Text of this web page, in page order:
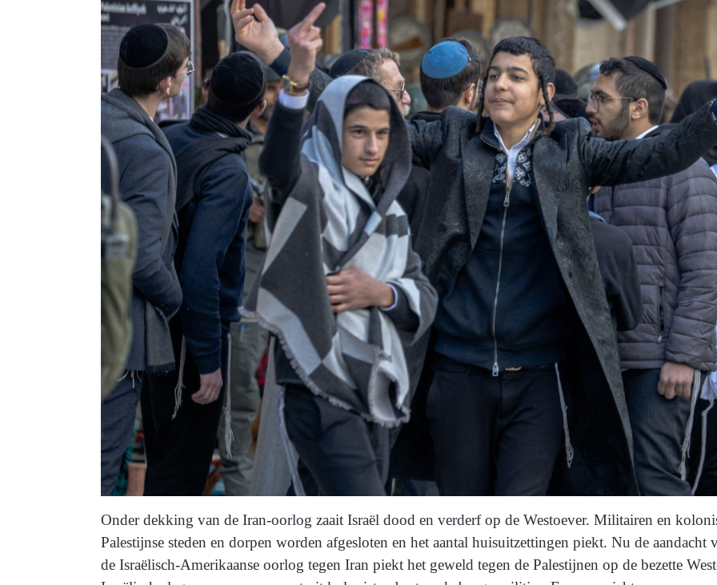
Onder dekking van de Iran-oorlog zaait Israël dood en verderf op de Westoever. Militairen en
Palestijnse steden en dorpen worden afgesloten en het aantal huisuitzettingen piekt. Nu de aandacht
de Israëlisch-Amerikaanse oorlog tegen Iran piekt het geweld tegen de Palestijnen op de bezette